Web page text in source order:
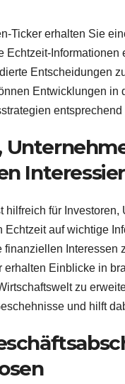
Ticker erhalten Sie
Entscheidungen
Entwicklungen
für
Echtzeit auf wichtige
Interessen
Einblicke in
zu
und hilft